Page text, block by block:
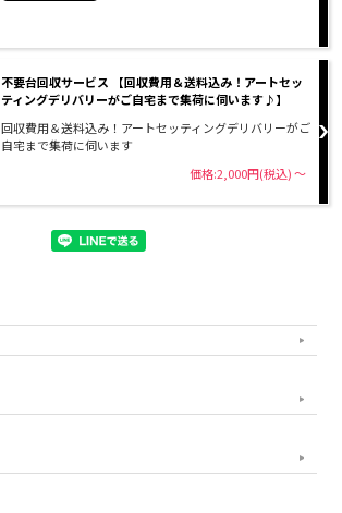
不要台回収サービス 【回収費用＆送料込み！アートセッ
ティングデリバリーがご自宅まで集荷に伺います♪】
回収費用＆送料込み！アートセッティングデリバリーがご
自宅まで集荷に伺います
価格:2,000円(税込)～